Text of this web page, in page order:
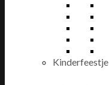
Kinderfeestje